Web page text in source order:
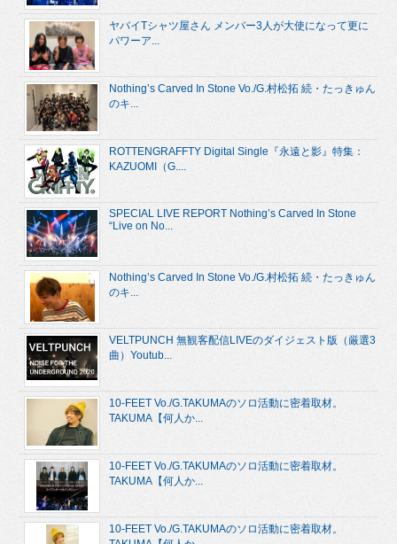
ヤバイTシャツ屋さん メンバー3人が大使になって更に
パワーア...
Nothing’s Carved In Stone Vo./G.村松拓 続・たっきゅん
のキ...
ROTTENGRAFFTY Digital Single『永遠と影』特集：
KAZUOMI（G....
SPECIAL LIVE REPORT Nothing’s Carved In Stone
“Live on No...
Nothing’s Carved In Stone Vo./G.村松拓 続・たっきゅん
のキ...
VELTPUNCH 無観客配信LIVEのダイジェスト版（厳選3
曲）Youtub...
10-FEET Vo./G.TAKUMAのソロ活動に密着取材。
TAKUMA【何人か...
10-FEET Vo./G.TAKUMAのソロ活動に密着取材。
TAKUMA【何人か...
10-FEET Vo./G.TAKUMAのソロ活動に密着取材。